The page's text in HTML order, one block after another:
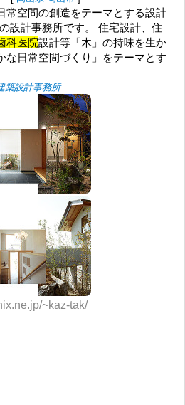
常空間の創造をテーマとする設計
設計事務所です。 住宅設計、住
科医院設計等「木」の持味を生か
な日常空間づくり」をテーマとす
築設計事務所
~kaz-tak/